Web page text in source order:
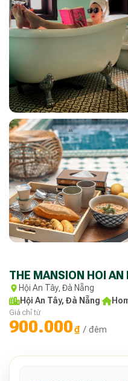
THE MANSION HOI AN
Hội An Tây, Đà Nẵng
Hội An Tây, Đà Nẵng·
Giá chỉ từ
900.000₫ / đêm